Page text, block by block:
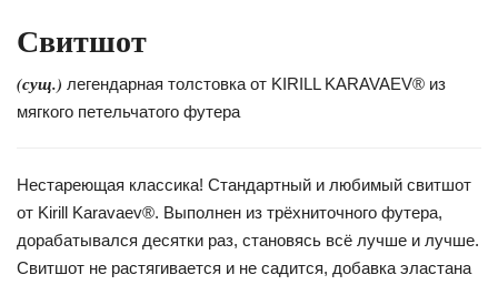
Свитшот
(сущ.) легендарная толстовка от KIRILL KARAVAEV® из
мягкого петельчатого футера
Нестареющая классика! Стандартный и любимый свитшот
от Kirill Karavaev®. Выполнен из трёхниточного футера,
дорабатывался десятки раз, становясь всё лучше и лучше.
Свитшот не растягивается и не садится, добавка эластана